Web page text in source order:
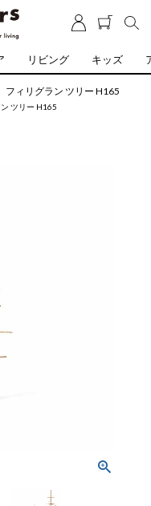
リビング キッズ
フィリグラン ツリー H165
ツリー H165